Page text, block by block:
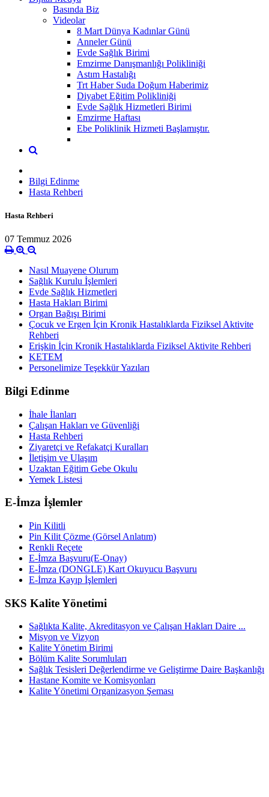
Basında Biz
Videolar
8 Mart Dünya Kadınlar Günü
Anneler Günü
Evde Sağlık Birimi
Emzirme Danışmanlığı Polikliniği
Astım Hastalığı
Trt Haber Suda Doğum Haberimiz
Diyabet Eğitim Polikliniği
Evde Sağlık Hizmetleri Birimi
Emzirme Haftası
Ebe Poliklinik Hizmeti Başlamıştır.
Bilgi Edinme
Hasta Rehberi
Hasta Rehberi
07 Temmuz 2026
Nasıl Muayene Olurum
Sağlık Kurulu İşlemleri
Evde Sağlık Hizmetleri
Hasta Hakları Birimi
Organ Bağışı Birimi
Çocuk ve Ergen İçin Kronik Hastalıklarda Fiziksel Aktivite
Rehberi
Erişkin İçin Kronik Hastalıklarda Fiziksel Aktivite Rehberi
KETEM
Personelimize Teşekkür Yazıları
Bilgi Edinme
İhale İlanları
Çalışan Hakları ve Güvenliği
Hasta Rehberi
Ziyaretçi ve Refakatçi Kuralları
İletişim ve Ulaşım
Uzaktan Eğitim Gebe Okulu
Yemek Listesi
E-İmza İşlemler
Pin Kilitli
Pin Kilit Çözme (Görsel Anlatım)
Renkli Reçete
E-İmza Başvuru(E-Onay)
E-İmza (DONGLE) Kart Okuyucu Başvuru
E-İmza Kayıp İşlemleri
SKS Kalite Yönetimi
Sağlıkta Kalite, Akreditasyon ve Çalışan Hakları Daire ...
Misyon ve Vizyon
Kalite Yönetim Birimi
Bölüm Kalite Sorumluları
Sağlık Tesisleri Değerlendirme ve Geliştirme Daire Başkanlığı
Hastane Komite ve Komisyonları
Kalite Yönetimi Organizasyon Şeması